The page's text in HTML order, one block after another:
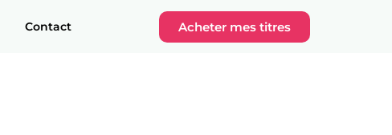
Contact Acheter mes titres